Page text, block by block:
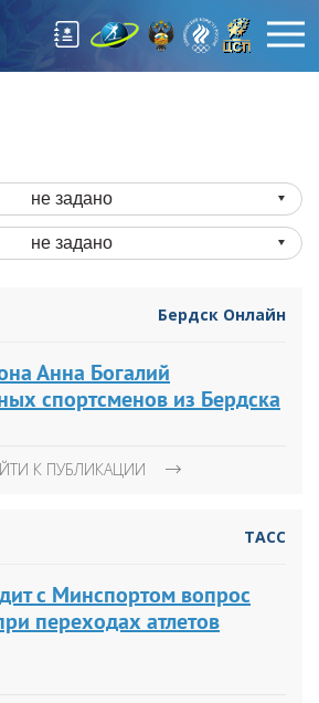
не задано
не задано
Бердск Онлайн
Анна Богалий
спортсменов из Бердска
К ПУБЛИКАЦИИ
ТАСС
с Минспортом вопрос
переходах атлетов